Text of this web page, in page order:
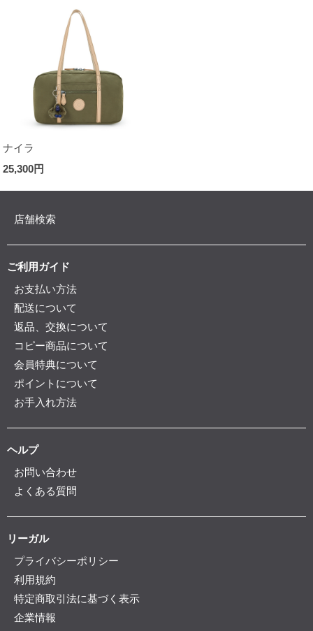
ナイラ
25,300円
店舗検索
ご利用ガイド
お支払い方法
配送について
返品、交換について
コピー商品について
会員特典について
ポイントについて
お手入れ方法
ヘルプ
お問い合わせ
よくある質問
リーガル
プライバシーポリシー
利用規約
特定商取引法に基づく表示
企業情報